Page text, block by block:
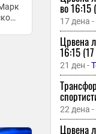
ФБИ
врз
33
10-
било
34
во 16:15
17 дена -
Црвена
16:15
21 ден -
22 дена -
Црвена